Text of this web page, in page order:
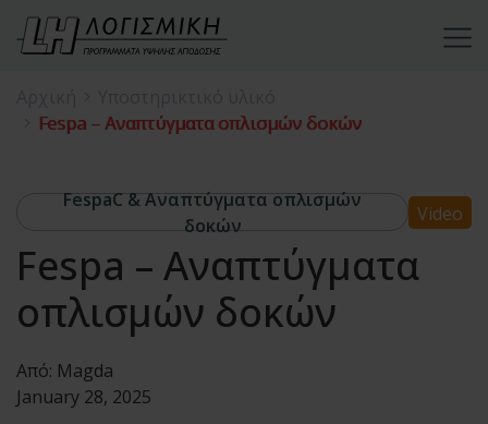
Fespa – Αναπτύγματα οπλισμών δοκών
FespaC & Αναπτύγματα οπλισμών
δοκών
Video
Fespa – Αναπτύγματα
οπλισμών δοκών
Από: Magda
January 28, 2025